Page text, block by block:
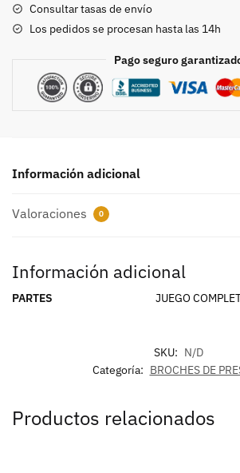
NIQUEL
cantidad
Consultar tasas de envío
Los pedidos se procesan hasta las 14h
Pago seguro
Información adicional
Valoraciones 0
Información adicional
PARTES
JUEGO
SKU: N/D
Categoría: BROCHES DE
Productos relacionados